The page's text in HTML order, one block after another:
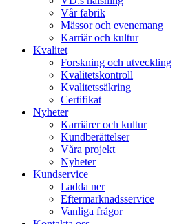
Vår fabrik
Mässor och evenemang
Karriär och kultur
Kvalitet
Forskning och utveckling
Kvalitetskontroll
Kvalitetssäkring
Certifikat
Nyheter
Karriärer och kultur
Kundberättelser
Våra projekt
Nyheter
Kundservice
Ladda ner
Eftermarknadsservice
Vanliga frågor